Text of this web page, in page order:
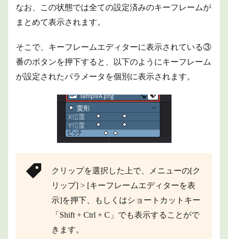
なお、この状態では全ての設定済みのキーフレームが
まとめて表示されます。
そこで、キーフレームエディターに表示されている③
番のボタンを押下すると、以下のようにキーフレーム
が設定されたパラメータを個別に表示されます。
クリップを選択した上で、メニューの[ク
リップ] > [キーフレームエディターを表
示]を押下、もしくはショートカットキー
「Shift + Ctrl + C」でも表示することがで
きます。